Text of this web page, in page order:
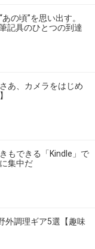
の頃”を思い出す。
記具のひとつの到達
あ、カメラをはじめ
もできる「Kindle」で
集中だ
外調理ギア5選【趣味